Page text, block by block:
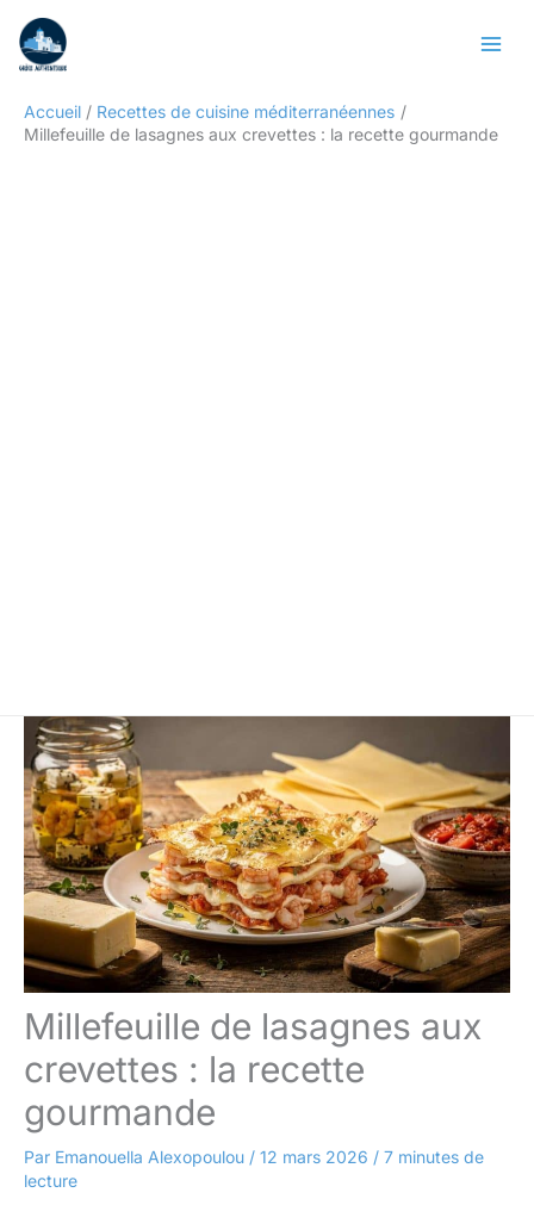
contenu
Accueil
Recettes de cuisine méditerranéennes
Millefeuille de lasagnes aux crevettes : la recette gourmande
Millefeuille de lasagnes aux
crevettes : la recette
gourmande
Par Emanouella Alexopoulou / 12 mars 2026 / 7 minutes de
lecture
Rechercher